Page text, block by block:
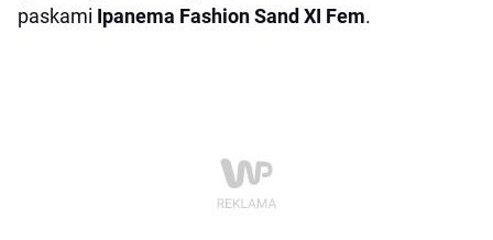
paskami Ipanema Fashion Sand XI Fem.